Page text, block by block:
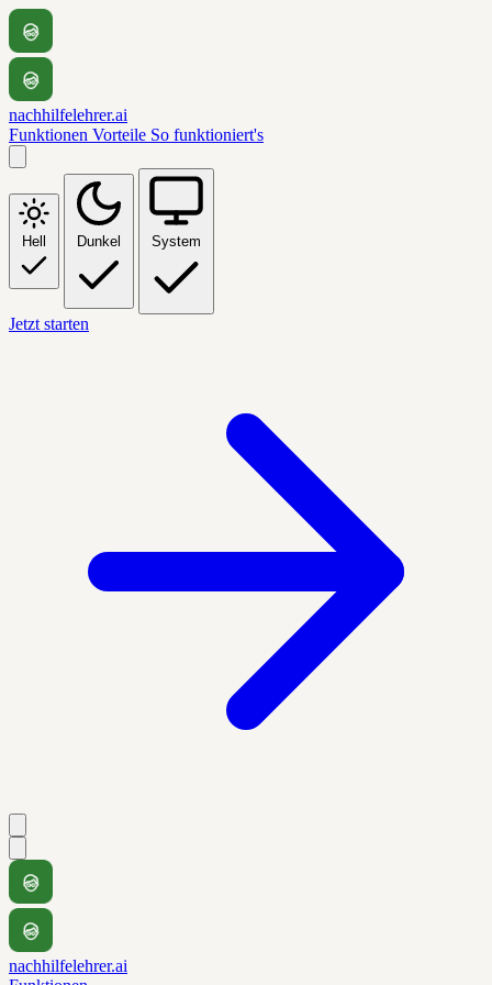
nachhilfelehrer.ai
Funktionen Vorteile So funktioniert's
Hell Dunkel System
Jetzt starten
nachhilfelehrer.ai